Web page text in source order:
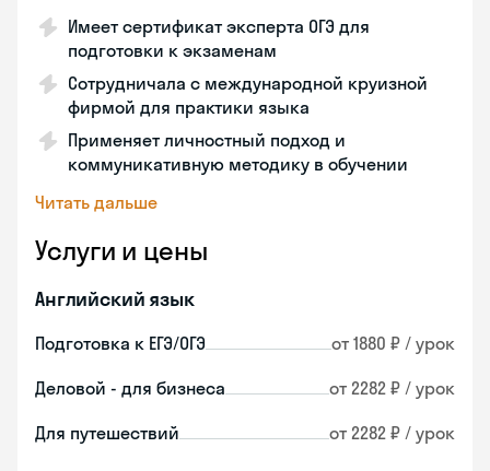
Имеет сертификат эксперта ОГЭ для
подготовки к экзаменам
Сотрудничала с международной круизной
фирмой для практики языка
Применяет личностный подход и
коммуникативную методику в обучении
Читать дальше
Услуги и цены
Английский язык
Подготовка к ЕГЭ/ОГЭ от 1880 ₽ / урок
Деловой - для бизнеса от 2282 ₽ / урок
Для путешествий от 2282 ₽ / урок